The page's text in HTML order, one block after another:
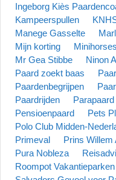
Ingeborg Kiès
Kampeerspullen
Manege Gasselte
Mijn korting
Mr Gea Stibbe
Ninon
Paard zoekt baas
Paardenbegrijpen
Paardrijden
Parapaard
Pensioenpaard
Pets
Polo Club Midden-
Primeval
Prins Willem
Pura Nobleza
Roompot Vakantieparken